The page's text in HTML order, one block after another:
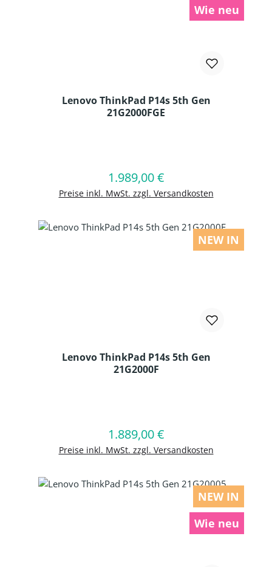
Wie neu
Lenovo ThinkPad P14s 5th Gen
21G2000FGE
Regulärer Preis:
1.989,00 €
Preise inkl. MwSt. zzgl. Versandkosten
In den Warenkorb
NEW IN
Lenovo ThinkPad P14s 5th Gen
21G2000F
Regulärer Preis:
1.889,00 €
Preise inkl. MwSt. zzgl. Versandkosten
In den Warenkorb
NEW IN
Wie neu